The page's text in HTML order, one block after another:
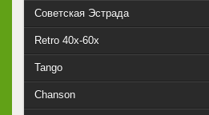
Советская Эстрада
Retro 40x-60x
Tango
Chanson